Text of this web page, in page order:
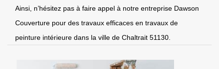
Ainsi, n’hésitez pas à faire appel à notre entreprise Dawson
Couverture pour des travaux efficaces en travaux de
peinture intérieure dans la ville de Chaltrait 51130.